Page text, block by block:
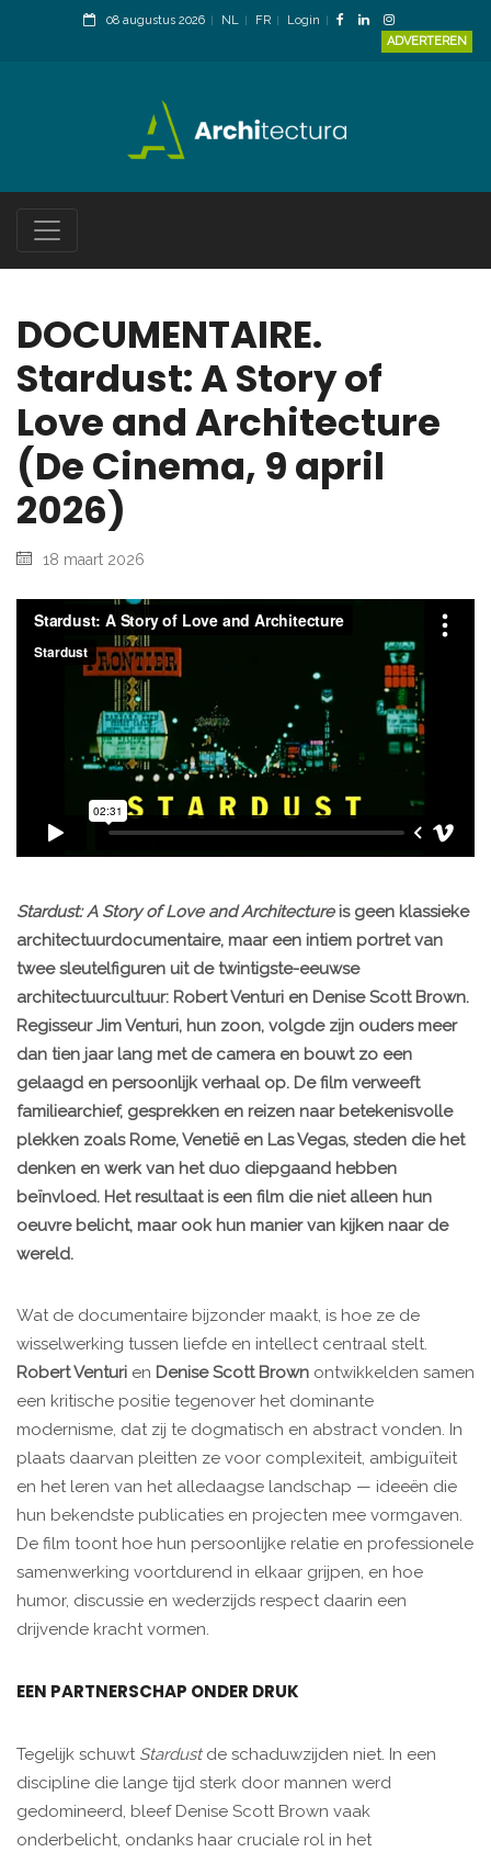
08 augustus 2026 NL FR
Login
ADVERTEREN
DOCUMENTAIRE.
Stardust: A Story of
Love and Architecture
(De Cinema, 9 april
2026)
18 maart 2026
Stardust: A Story of Love and Architectureis geen klassieke
architectuurdocumentaire, maar een intiem portret van
twee sleutelfiguren uit de twintigste-eeuwse
architectuurcultuur: Robert Venturi en Denise Scott Brown.
Regisseur Jim Venturi, hun zoon, volgde zijn ouders meer
dan tien jaar lang met de camera en bouwt zo een
gelaagd en persoonlijk verhaal op. De film verweeft
familiearchief, gesprekken en reizen naar betekenisvolle
plekken zoals Rome, Venetië en Las Vegas, steden die het
denken en werk van het duo diepgaand hebben
beïnvloed. Het resultaat is een film die niet alleen hun
oeuvre belicht, maar ook hun manier van kijken naar de
wereld.
Wat de documentaire bijzonder maakt, is hoe ze de
wisselwerking tussen liefde en intellect centraal stelt.
Robert Venturi en Denise Scott Brown ontwikkelden samen
een kritische positie tegenover het dominante
modernisme, dat zij te dogmatisch en abstract vonden. In
plaats daarvan pleitten ze voor complexiteit, ambiguïteit
en het leren van het alledaagse landschap — ideeën die
hun bekendste publicaties en projecten mee vormgaven.
De film toont hoe hun persoonlijke relatie en professionele
samenwerking voortdurend in elkaar grijpen, en hoe
humor, discussie en wederzijds respect daarin een
drijvende kracht vormen.
EEN PARTNERSCHAP ONDER DRUK
Tegelijk schuwt Stardustde schaduwzijden niet. In een
discipline die lange tijd sterk door mannen werd
gedomineerd, bleef Denise Scott Brown vaak
onderbelicht, ondanks haar cruciale rol in het